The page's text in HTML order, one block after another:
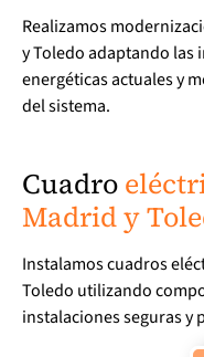
Realizamos
y Toledo adaptando las
energéticas actuales y
del sistema.
Cuadro
Madrid y
Instalamos cuadros
Toledo utilizando
instalaciones seguras y